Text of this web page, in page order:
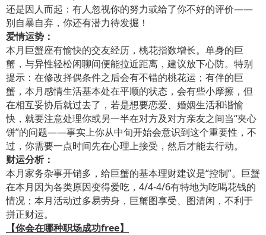
还是因人而起：有人忽视你的努力或给了你不好的评价——
别自暴自弃，你还有潜力待发掘！
爱情运势：
本月巨蟹座有愉快的交友经历，桃花指数增长。单身的巨
蟹，与异性轻松闲聊间便能拉近距离，建议放下心防。特别
提示：在修改择偶条件之后会有不错的桃花运；有伴的巨
蟹，本月感情生活基本处在平顺的状态，会有些小摩擦，但
在相互妥协后就过去了，若是想要恋爱、婚姻生活和谐愉
快，就要注意处理你或另一半在对方及对方亲友之间当“夹心
饼”的问题——事实上你从中旬开始会意识到这个重要性，不
过，你需要一点时间先在心理上接受，然后才能去行动。
财运分析：
本月家务杂事开销多，给巨蟹的基本理财建议是“控制”。巨蟹
在本月因为各类原因变得爱吃，4/4-4/6有特地为吃喝花钱的
情况；本月活动过多易劳身，巨蟹图享受、图清闲，不利于
拼正财运。
【你会在哪种职场成功free】